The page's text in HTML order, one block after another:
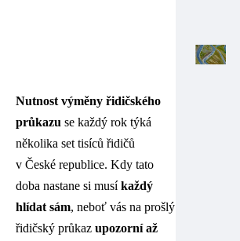
Nutnost výměny řidičského
průkazu se každý rok týká
několika set tisíců řidičů
v České republice. Kdy tato
doba nastane si musíkaždý
hlídat sám, neboť vás na prošlý
řidičský průkaz upozorní až